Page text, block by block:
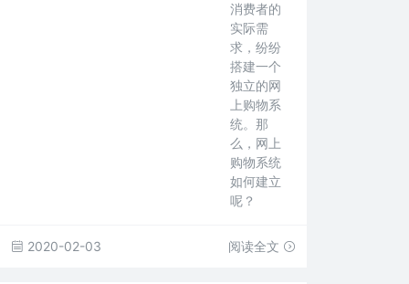
消费者的
实际需
求，纷纷
搭建一个
独立的网
上购物系
统。那
么，网上
购物系统
如何建立
呢？
2020-02-03 阅读全文